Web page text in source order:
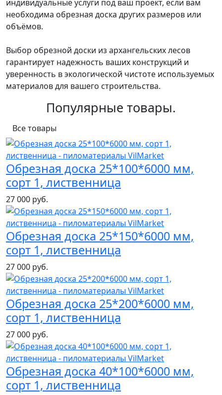
индивидуальные услуги под ваш проект, если вам
необходима обрезная доска других размеров или
объёмов.
Выбор обрезной доски из архангельских лесов
гарантирует надежность ваших конструкций и
уверенность в экологической чистоте используемых
материалов для вашего строительства.
Популярные товары.
Все товары
Обрезная доска 25*100*6000 мм,
сорт 1, лиственница
27 000 руб.
Обрезная доска 25*150*6000 мм,
сорт 1, лиственница
27 000 руб.
Обрезная доска 25*200*6000 мм,
сорт 1, лиственница
27 000 руб.
Обрезная доска 40*100*6000 мм,
сорт 1, лиственница